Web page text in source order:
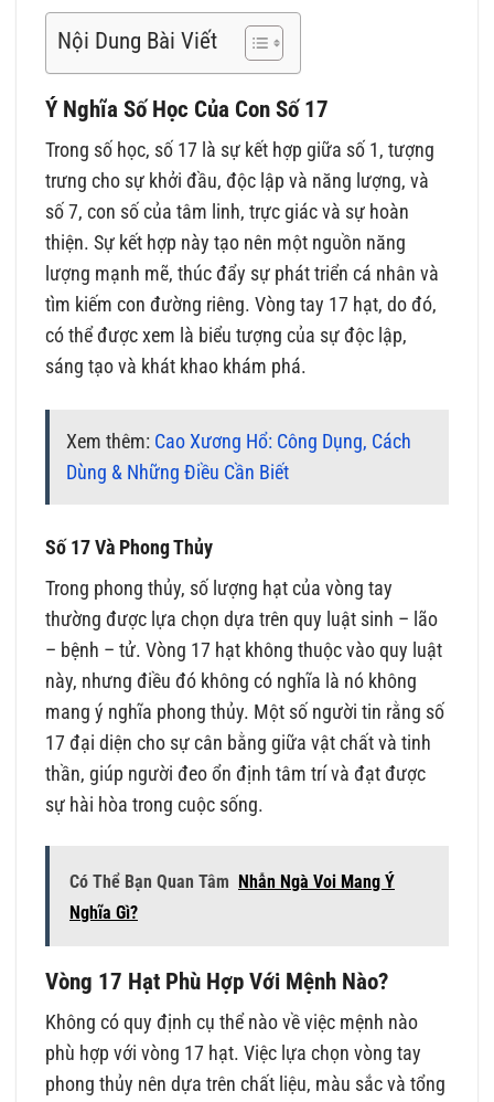
Nội Dung Bài Viết
Ý Nghĩa Số Học Của Con Số 17
Trong số học, số 17 là sự kết hợp giữa số 1, tượng
trưng cho sự khởi đầu, độc lập và năng lượng, và
số 7, con số của tâm linh, trực giác và sự hoàn
thiện. Sự kết hợp này tạo nên một nguồn năng
lượng mạnh mẽ, thúc đẩy sự phát triển cá nhân và
tìm kiếm con đường riêng. Vòng tay 17 hạt, do đó,
có thể được xem là biểu tượng của sự độc lập,
sáng tạo và khát khao khám phá.
Xem thêm: Cao Xương Hổ: Công Dụng, Cách
Dùng & Những Điều Cần Biết
Số 17 Và Phong Thủy
Trong phong thủy, số lượng hạt của vòng tay
thường được lựa chọn dựa trên quy luật sinh – lão
– bệnh – tử. Vòng 17 hạt không thuộc vào quy luật
này, nhưng điều đó không có nghĩa là nó không
mang ý nghĩa phong thủy. Một số người tin rằng số
17 đại diện cho sự cân bằng giữa vật chất và tinh
thần, giúp người đeo ổn định tâm trí và đạt được
sự hài hòa trong cuộc sống.
Có Thể Bạn Quan Tâm Nhẫn Ngà Voi Mang Ý
Nghĩa Gì?
Vòng 17 Hạt Phù Hợp Với Mệnh Nào?
Không có quy định cụ thể nào về việc mệnh nào
phù hợp với vòng 17 hạt. Việc lựa chọn vòng tay
phong thủy nên dựa trên chất liệu, màu sắc và tổng